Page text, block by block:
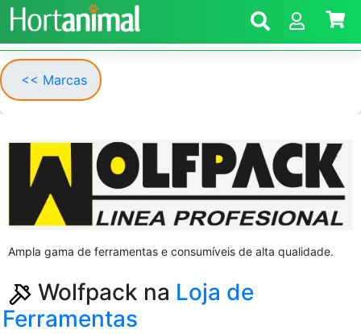
<< Marcas
Ampla gama de ferramentas e consumíveis de alta qualidade.
Wolfpack na Loja de
Ferramentas